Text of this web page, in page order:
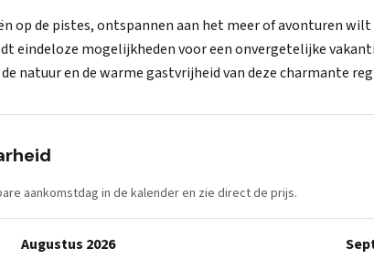
op de pistes, ontspannen aan het meer of avonturen wilt
eindeloze mogelijkheden voor een onvergetelijke
natuur en de warme gastvrijheid van deze charmante
aankomstdag in de kalender en zie direct de prijs.
Augustus 2026